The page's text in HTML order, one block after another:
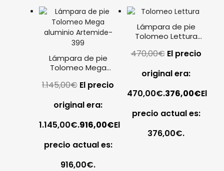
Lámpara de pie
Tolomeo Mega
42ø
1.145,00€ El precio
original era:
1.145,00€.916,00€El
precio actual es:
916,00€.
Lámpara de pie
Tolomeo Lettura
470,00€ El precio
original era:
470,00€.376,00€El
precio actual es:
376,00€.